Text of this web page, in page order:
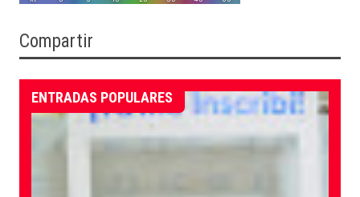
Compartir
ENTRADAS POPULARES